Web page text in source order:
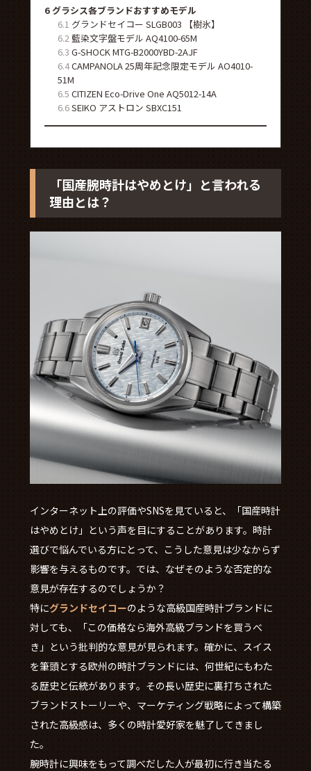
6グラシス各ブランドおすすめモデル
6.1 グランドセイコー SLGB003 【樹氷】
6.2藍染文字盤モデル AQ4100-65M
6.3 G-SHOCK MTG-B2000YBD-2AJF
6.4CAMPANOLA 25周年記念限定モデル AO4010-
51M
6.5 CITIZEN Eco-Drive One AQ5012-14A
6.6SEIKO アストロン SBXC151
「国産腕時計はやめとけ」と言われる
理由とは？
インターネット上の評価やSNSを見ていると、「国産時計
はやめとけ」という声を目にすることがあります。時計
選びで悩んでいる方にとって、こうした意見は少なからず
影響を与えるものです。では、なぜそのような否定的な
意見が存在するのでしょうか？
特にグランドセイコーのような高級国産時計ブランドに
対しても、「この価格なら海外高級ブランドを買うべ
き」という批判的な意見が見られます。確かに、スイス
を筆頭とする欧州の時計ブランドには、何世紀にもわた
る歴史と伝統があります。その長い歴史に裏打ちされた
ブランドストーリーや、マーケティング戦略によって構築
された高級感は、多くの時計愛好家を魅了してきまし
た。
腕時計に興味をもって調べだした人が最初に行き当たる